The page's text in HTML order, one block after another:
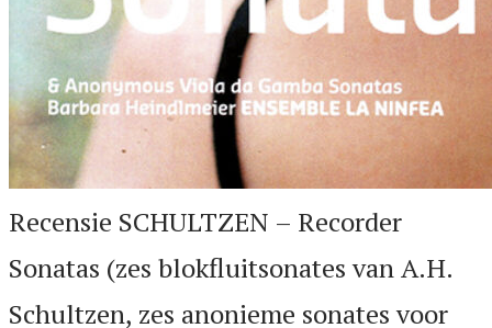
Recensie SCHULTZEN – Recorder
Sonatas (zes blokfluitsonates van A.H.
Schultzen, zes anonieme sonates voor